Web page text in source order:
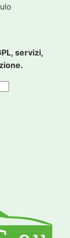
servizi,